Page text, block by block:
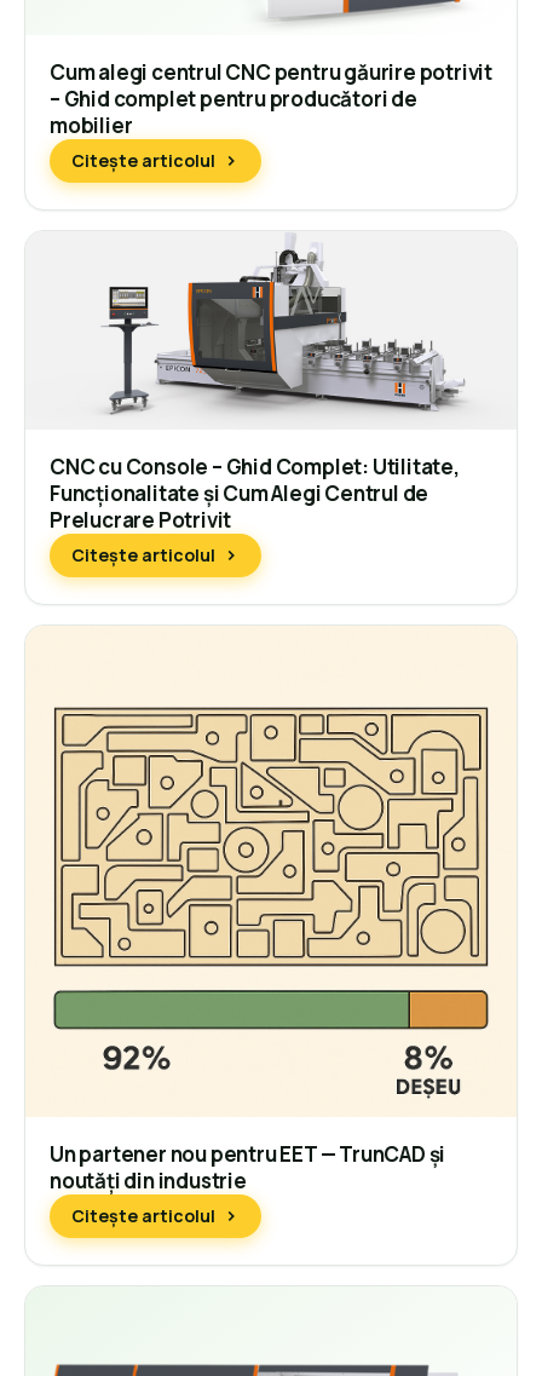
Cum alegi centrul CNC pentru găurire potrivit
– Ghid complet pentru producători de
mobilier
Citește articolul
CNC cu Console – Ghid Complet: Utilitate,
Funcționalitate și Cum Alegi Centrul de
Prelucrare Potrivit
Citește articolul
Un partener nou pentru EET — TrunCAD și
noutăți din industrie
Citește articolul